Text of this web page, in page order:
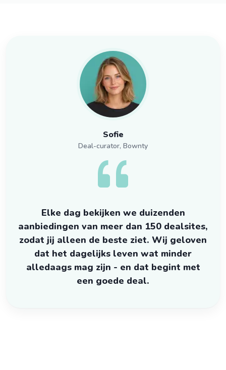
Sofie
Deal-curator, Bownty
Elke dag bekijken we duizenden
aanbiedingen van meer dan 150 dealsites,
zodat jij alleen de beste ziet. Wij geloven
dat het dagelijks leven wat minder
alledaags mag zijn - en dat begint met
een goede deal.